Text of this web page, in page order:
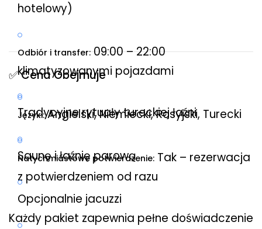
hotelowy)
Odbiór i transfer:09:00 – 22:00
klimatyzowanymi pojazdami
Języki:Angielski, Niemiecki, Rosyjski, Turecki
Natychmiastowe potwierdzenie: Tak – rezerwacja
z potwierdzeniem od razu
✅ Cena Obejmuje
Tradycyjne rytuały tureckiej łaźni
Saunę i łaźnię parową
Opcjonalnie jacuzzi
Każdy pakiet zapewnia pełne doświadczenie